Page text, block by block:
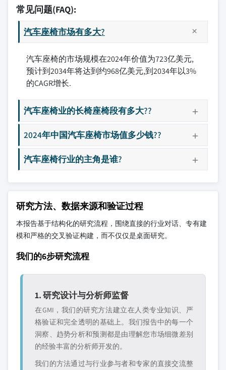
常见问题(FAQ):
汽车座椅市场有多大?
汽车座椅的市场规模在2024年价值为723亿美元,
预计到2034年将达到约968亿美元,到2034年以3%
的CAGR增长.
汽车座椅业的长椅座椅段有多大??
2024年中国汽车座椅市场值多少钱??
汽车座椅行业的主角是谁?
研究方法、数据来源和验证过程
本报告基于结构化的研究流程，围绕直接的行业对话、专有建
模和严格的交叉验证构建，而不仅仅是桌面研究。
我们的6步研究流程
1. 研究设计与分析师监督
在GMI，我们的研究方法建立在人类专业知识、严
格验证和完全透明的基础上。我们报告中的每一个
洞察、趋势分析和预测都是由理解您市场细微差别
的经验丰富的分析师开发的。
我们的方法通过与行业参与者和专家的直接交流整